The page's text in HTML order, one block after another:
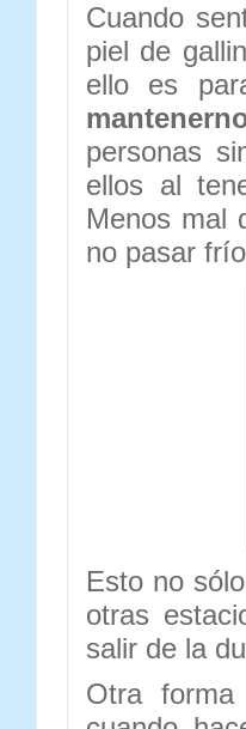
Cuando
piel de
ello es
personas
ellos al
Menos mal
no pasar frío
Esto no
otras
salir de la
Otra